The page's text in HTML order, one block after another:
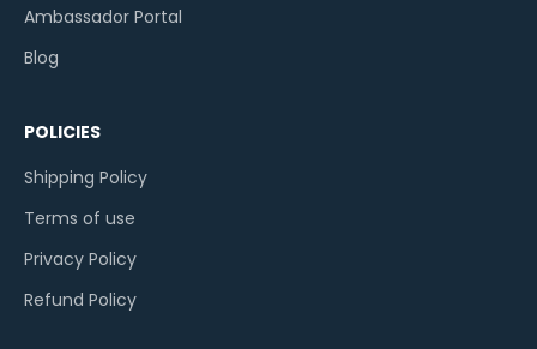
Ambassador Portal
Blog
POLICIES
Shipping Policy
Terms of use
Privacy Policy
Refund Policy